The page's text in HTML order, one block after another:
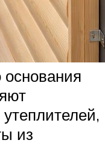
основания
из